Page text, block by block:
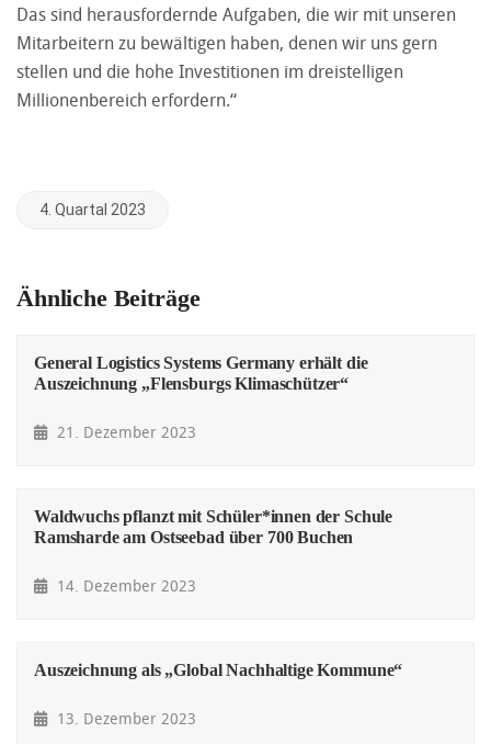
Das sind herausfordernde Aufgaben, die wir mit unseren
Mitarbeitern zu bewältigen haben, denen wir uns gern
stellen und die hohe Investitionen im dreistelligen
Millionenbereich erfordern.“
4. Quartal 2023
Ähnliche Beiträge
General Logistics Systems Germany erhält die
Auszeichnung „Flensburgs Klimaschützer“
21. Dezember 2023
Waldwuchs pflanzt mit Schüler*innen der Schule
Ramsharde am Ostseebad über 700 Buchen
14. Dezember 2023
Auszeichnung als „Global Nachhaltige Kommune“
13. Dezember 2023